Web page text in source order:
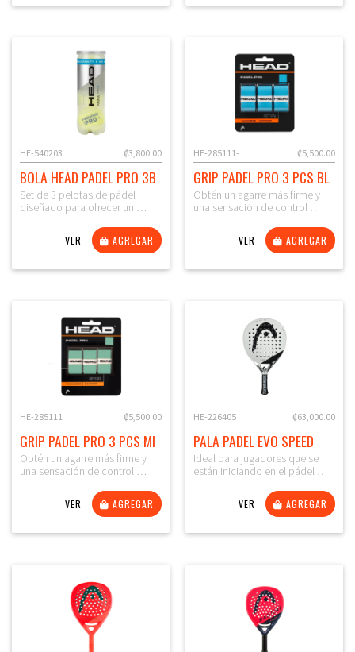
₡3,800.00
HE-540203
BOLA HEAD PADEL PRO 3B
Set de 3 pelotas de pádel
diseñado para ofrecer un …
VER AGREGAR
₡5,500.00
HE-285111-
GRIP PADEL PRO 3 PCS BL
Obtén un agarre más firme y
una sensación de control …
VER AGREGAR
₡5,500.00
HE-285111
GRIP PADEL PRO 3 PCS MI
Obtén un agarre más firme y
una sensación de control …
VER AGREGAR
₡63,000.00
HE-226405
PALA PADEL EVO SPEED
Ideal para jugadores que se
están iniciando en el pádel …
VER AGREGAR